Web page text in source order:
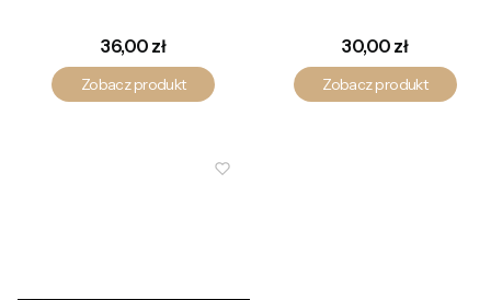
Cena
36,00 zł
Zobacz produkt
Cena
30,00 zł
Zobacz produkt